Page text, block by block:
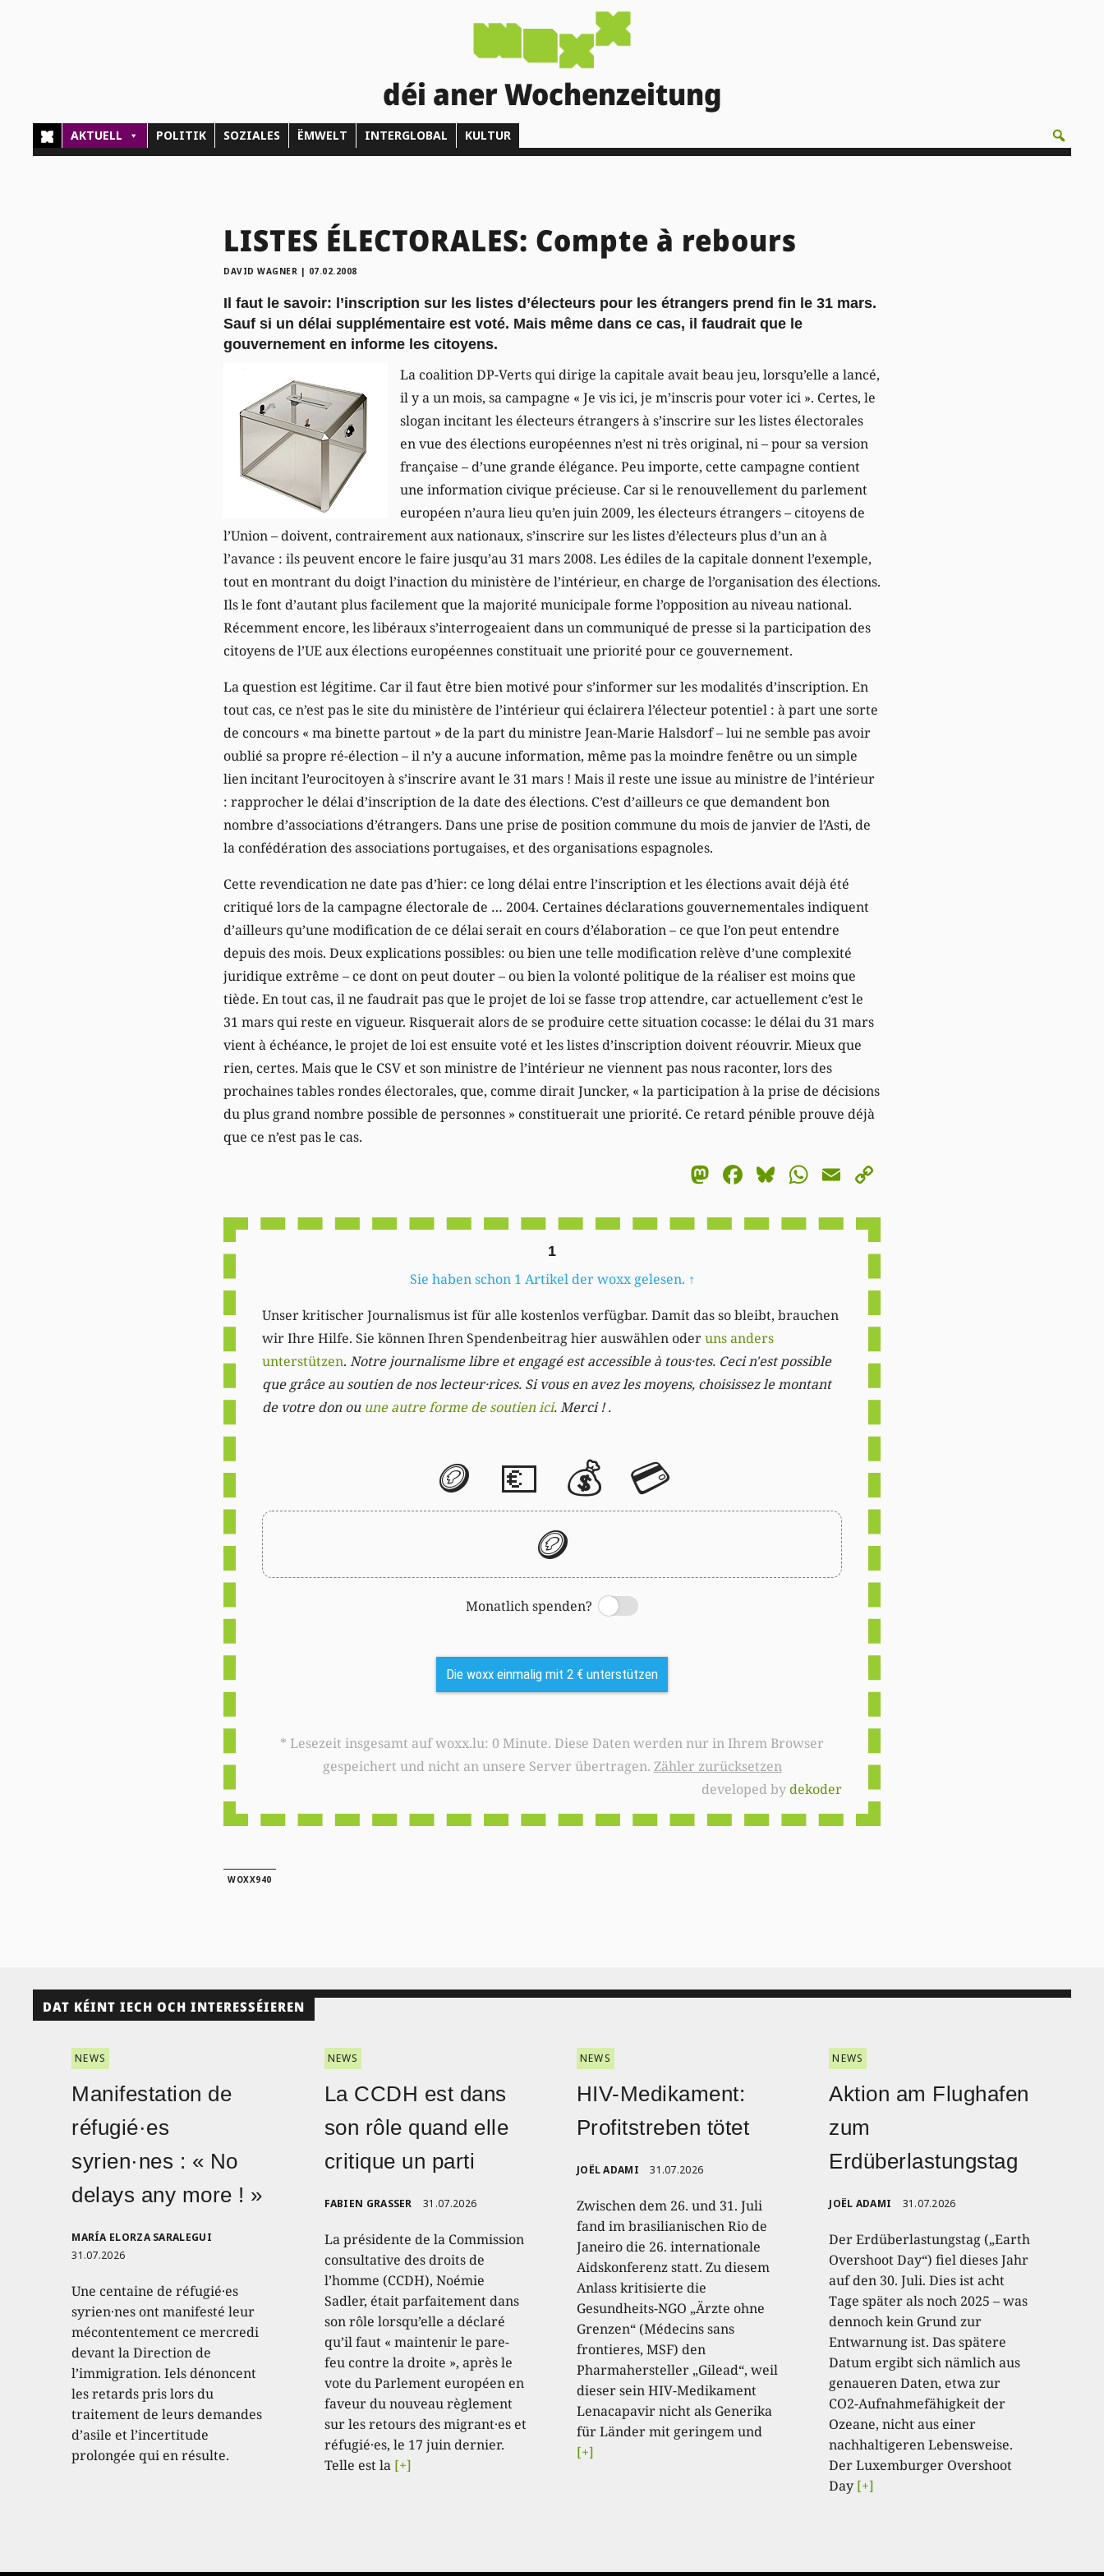
déi aner Wochenzeitung
AKTUELL POLITIK SOZIALES ËMWELT INTERGLOBAL KULTUR
LISTES ÉLECTORALES: Compte à rebours
DAVID WAGNER | 07.02.2008
Il faut le savoir: l’inscription sur les listes d’électeurs pour les étrangers prend fin le 31 mars.
Sauf si un délai supplémentaire est voté. Mais même dans ce cas, il faudrait que le
gouvernement en informe les citoyens.
La coalition DP-Verts qui dirige la capitale avait beau jeu, lorsqu’elle a lancé,
il y a un mois, sa campagne « Je vis ici, je m’inscris pour voter ici ». Certes, le
slogan incitant les électeurs étrangers à s’inscrire sur les listes électorales
en vue des élections européennes n’est ni très original, ni – pour sa version
française – d’une grande élégance. Peu importe, cette campagne contient
une information civique précieuse. Car si le renouvellement du parlement
européen n’aura lieu qu’en juin 2009, les électeurs étrangers – citoyens de
l’Union – doivent, contrairement aux nationaux, s’inscrire sur les listes d’électeurs plus d’un an à
l’avance : ils peuvent encore le faire jusqu’au 31 mars 2008. Les édiles de la capitale donnent l’exemple,
tout en montrant du doigt l’inaction du ministère de l’intérieur, en charge de l’organisation des élections.
Ils le font d’autant plus facilement que la majorité municipale forme l’opposition au niveau national.
Récemment encore, les libéraux s’interrogeaient dans un communiqué de presse si la participation des
citoyens de l’UE aux élections européennes constituait une priorité pour ce gouvernement.
La question est légitime. Car il faut être bien motivé pour s’informer sur les modalités d’inscription. En
tout cas, ce n’est pas le site du ministère de l’intérieur qui éclairera l’électeur potentiel : à part une sorte
de concours « ma binette partout » de la part du ministre Jean-Marie Halsdorf – lui ne semble pas avoir
oublié sa propre ré-élection – il n’y a aucune information, même pas la moindre fenêtre ou un simple
lien incitant l’eurocitoyen à s’inscrire avant le 31 mars ! Mais il reste une issue au ministre de l’intérieur
: rapprocher le délai d’inscription de la date des élections. C’est d’ailleurs ce que demandent bon
nombre d’associations d’étrangers. Dans une prise de position commune du mois de janvier de l’Asti, de
la confédération des associations portugaises, et des organisations espagnoles.
Cette revendication ne date pas d’hier: ce long délai entre l’inscription et les élections avait déjà été
critiqué lors de la campagne électorale de … 2004. Certaines déclarations gouvernementales indiquent
d’ailleurs qu’une modification de ce délai serait en cours d’élaboration – ce que l’on peut entendre
depuis des mois. Deux explications possibles: ou bien une telle modification relève d’une complexité
juridique extrême – ce dont on peut douter – ou bien la volonté politique de la réaliser est moins que
tiède. En tout cas, il ne faudrait pas que le projet de loi se fasse trop attendre, car actuellement c’est le
31 mars qui reste en vigueur. Risquerait alors de se produire cette situation cocasse: le délai du 31 mars
vient à échéance, le projet de loi est ensuite voté et les listes d’inscription doivent réouvrir. Mieux que
rien, certes. Mais que le CSV et son ministre de l’intérieur ne viennent pas nous raconter, lors des
prochaines tables rondes électorales, que, comme dirait Juncker, « la participation à la prise de décisions
du plus grand nombre possible de personnes » constituerait une priorité. Ce retard pénible prouve déjà
que ce n’est pas le cas.
Mastodon
Facebook
Bluesky
WhatsApp
Email
1
Sie haben schon 1 Artikel der woxx gelesen. ↑
Unser kritischer Journalismus ist für alle kostenlos verfügbar. Damit das so bleibt, brauchen
wir Ihre Hilfe. Sie können Ihren Spendenbeitrag hier auswählen oderuns anders
unterstützen. Notre journalisme libre et engagé est accessible à tous·tes. Ceci n'est possible
que grâce au soutien de nos lecteur·rices. Si vous en avez les moyens, choisissez le montant
de votre don ou une autre forme de soutien ici. Merci ! .
🪙 💶 💰 💳
🪙
Monatlich spenden?
Switch
Die woxx einmalig mit 2 € unterstützen
* Lesezeit insgesamt auf woxx.lu: 0 Minute. Diese Daten werden nur in Ihrem Browser
gespeichert und nicht an unsere Server übertragen. Zähler zurücksetzen
developed bydekoder
WOXX940
DAT KÉINT IECH OCH INTERESSÉIEREN
NEWS
Manifestation de
réfugié·es
syrien·nes : « No
delays any more ! »
MARÍA ELORZA SARALEGUI
31.07.2026
Une centaine de réfugié·es
syrien·nes ont manifesté leur
mécontentement ce mercredi
devant la Direction de
l’immigration. Iels dénoncent
les retards pris lors du
traitement de leurs demandes
d’asile et l’incertitude
prolongée qui en résulte.
NEWS
La CCDH est dans
son rôle quand elle
critique un parti
FABIEN GRASSER 31.07.2026
La présidente de la Commission
consultative des droits de
l’homme (CCDH), Noémie
Sadler, était parfaitement dans
son rôle lorsqu’elle a déclaré
qu’il faut « maintenir le pare-
feu contre la droite », après le
vote du Parlement européen en
faveur du nouveau règlement
sur les retours des migrant·es et
réfugié·es, le 17 juin dernier.
Telle est la [+]
NEWS
HIV-Medikament:
Profitstreben tötet
JOËL ADAMI 31.07.2026
Zwischen dem 26. und 31. Juli
fand im brasilianischen Rio de
Janeiro die 26. internationale
Aidskonferenz statt. Zu diesem
Anlass kritisierte die
Gesundheits-NGO „Ärzte ohne
Grenzen“ (Médecins sans
frontieres, MSF) den
Pharmahersteller „Gilead“, weil
dieser sein HIV-Medikament
Lenacapavir nicht als Generika
für Länder mit geringem und
[+]
NEWS
Aktion am Flughafen
zum
Erdüberlastungstag
JOËL ADAMI 31.07.2026
Der Erdüberlastungstag („Earth
Overshoot Day“) fiel dieses Jahr
auf den 30. Juli. Dies ist acht
Tage später als noch 2025 – was
dennoch kein Grund zur
Entwarnung ist. Das spätere
Datum ergibt sich nämlich aus
genaueren Daten, etwa zur
CO2-Aufnahmefähigkeit der
Ozeane, nicht aus einer
nachhaltigeren Lebensweise.
Der Luxemburger Overshoot
Day [+]